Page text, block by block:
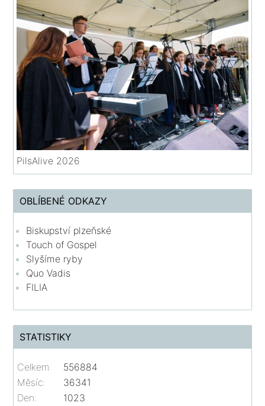
PilsAlive 2026
OBLÍBENÉ ODKAZY
Biskupství plzeňské
Touch of Gospel
Slyšíme ryby
Quo Vadis
FILIA
STATISTIKY
Celkem:
556884
Měsíc:
36341
Den:
1023